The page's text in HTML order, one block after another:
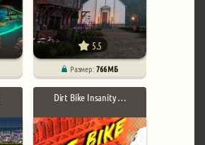
5.5
Размер:766 МБ
Dirt Bike Insanity …